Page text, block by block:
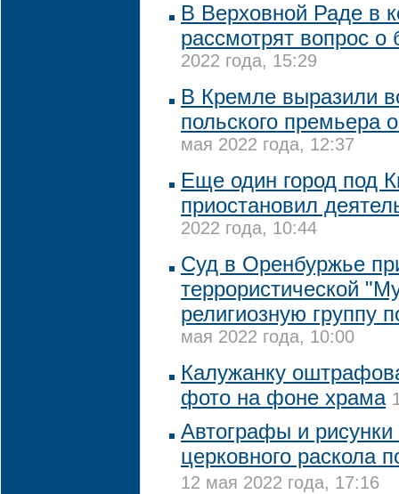
В Верховной Раде в
рассмотрят вопрос
2022 года, 15:29
В Кремле выразили
польского премьера
мая 2022 года, 12:37
Еще один город под
приостановил
2022 года, 10:44
Суд в Оренбуржье
террористической
религиозную группу
мая 2022 года, 10:00
Калужанку
фото на фоне храма
Автографы и
церковного раскола
12 мая 2022 года, 17:16